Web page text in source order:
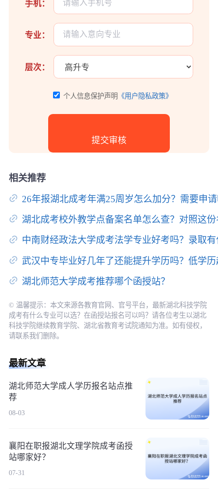
手机：
专业：
层次：
个人信息保护声明 《用户隐私政策》
相关推荐
26年报湖北成考年满25周岁怎么加分？需要申
湖北成考校外教学点备案名单怎么查？对照这
中南财经政法大学成考法学专业好考吗？录取
武汉中专毕业好几年了还能提升学历吗？低学
湖北师范大学成考推荐哪个函授站？
© 温馨提示：本文来源各教育官网、官号平台，最新湖北科技学院
成考有什么专业可以选？在函授站报名可以吗？请各位考生以湖北
科技学院继续教育学院、湖北省教育考试院通知为准。如有侵权，
请联系我们删除。
最新文章
湖北师范大学成人学历报名站点推
荐
08-03
襄阳在职报湖北文理学院成考函授
站哪家好？
07-31